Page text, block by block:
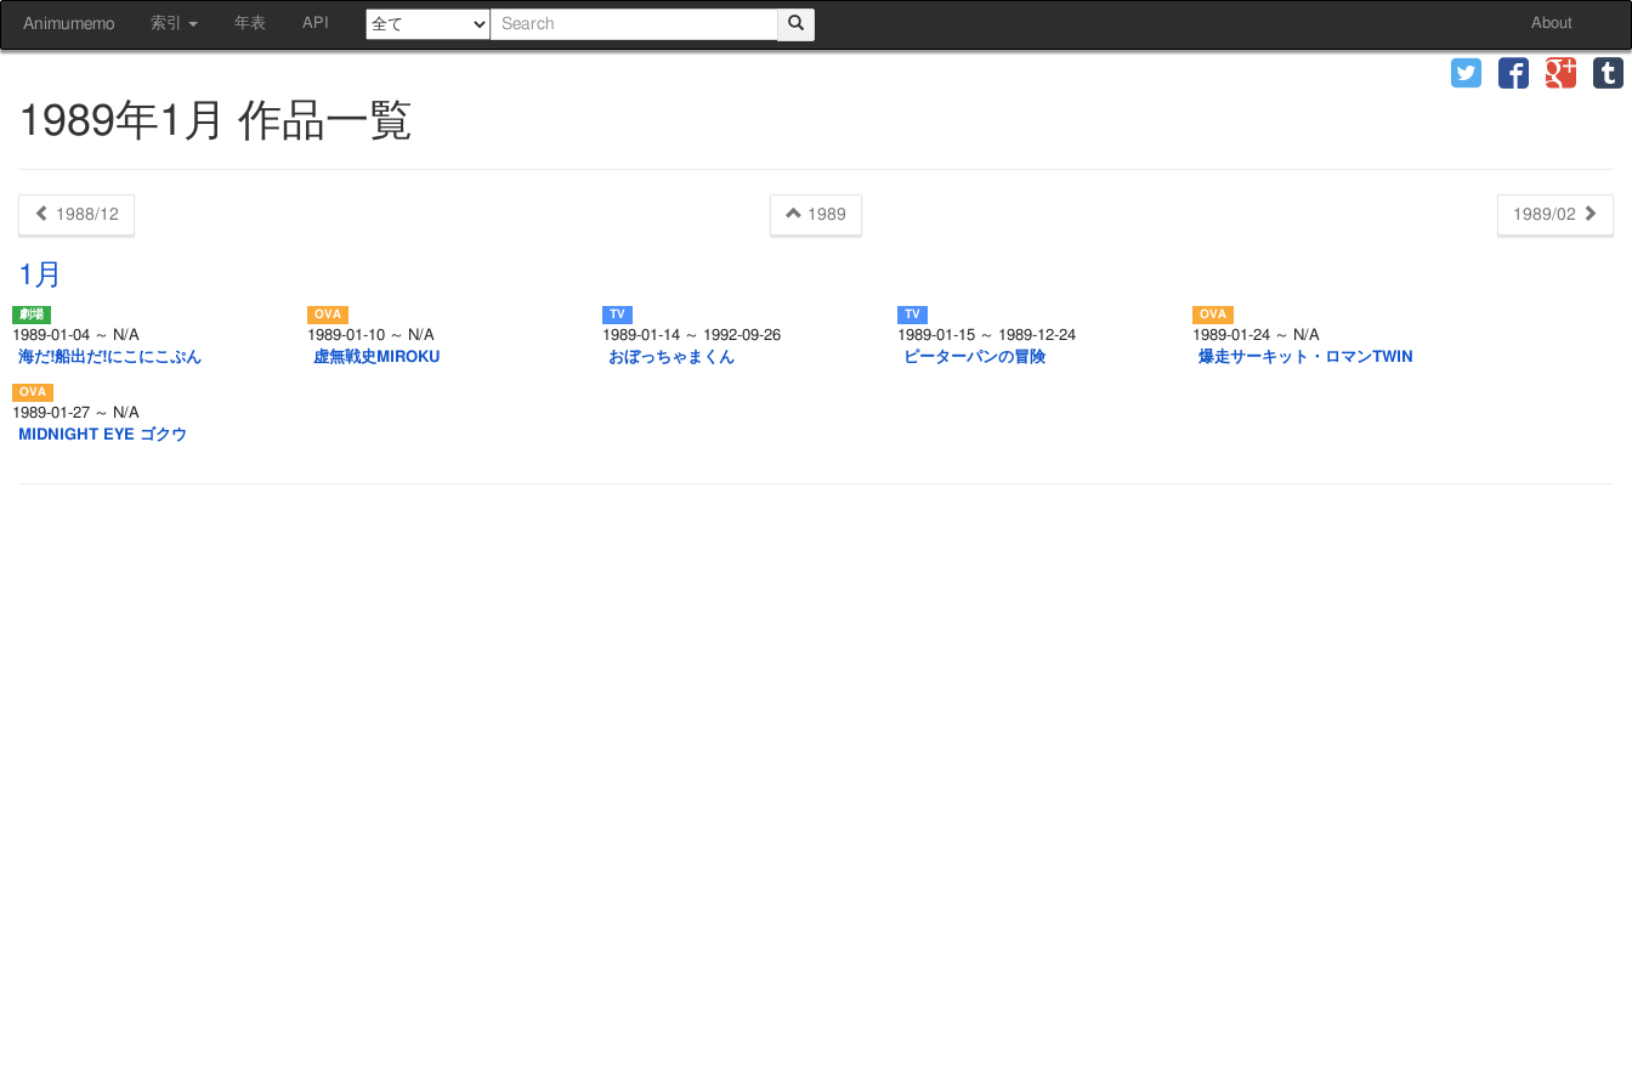
Animumemo 索引 年表 API About
1989年1月 作品一覧
1988/12 1989 1989/02
1月
1989-01-04 ～ N/A
海だ!船出だ!にこにこぷん
1989-01-10 ～ N/A
虚無戦史MIROKU
1989-01-14 ～ 1992-09-26
おぼっちゃまくん
1989-01-15 ～ 1989-12-24
ピーターパンの冒険
1989-01-24 ～ N/A
爆走サーキット・ロマンTWIN
1989-01-27 ～ N/A
MIDNIGHT EYE ゴクウ